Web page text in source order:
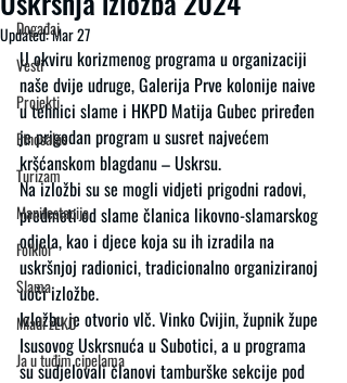
Događaj
Vesti
Projekti
Etnosalas
Turizam
Manifestacija
Folklor
Slama
Mladi zEKO
Ja u tuđim cipelama
Updated:Mar 27
U okviru korizmenog programa u organizaciji
naše dvije udruge, Galerija Prve kolonije naive
u tehnici slame i HKPD Matija Gubec priređen
je prigodan program u susret najvećem
kršćanskom blagdanu – Uskrsu.
Na izložbi su se mogli vidjeti prigodni radovi,
predmeti od slame članica likovno-slamarskog
odjela, kao i djece koja su ih izradila na
uskršnjoj radionici, tradicionalno organiziranoj
uoči izložbe.
Izložbu je otvorio vlč. Vinko Cvijin, župnik župe
Isusovog Uskrsnuća u Subotici, a u programa
su sudjelovali članovi tamburške sekcije pod